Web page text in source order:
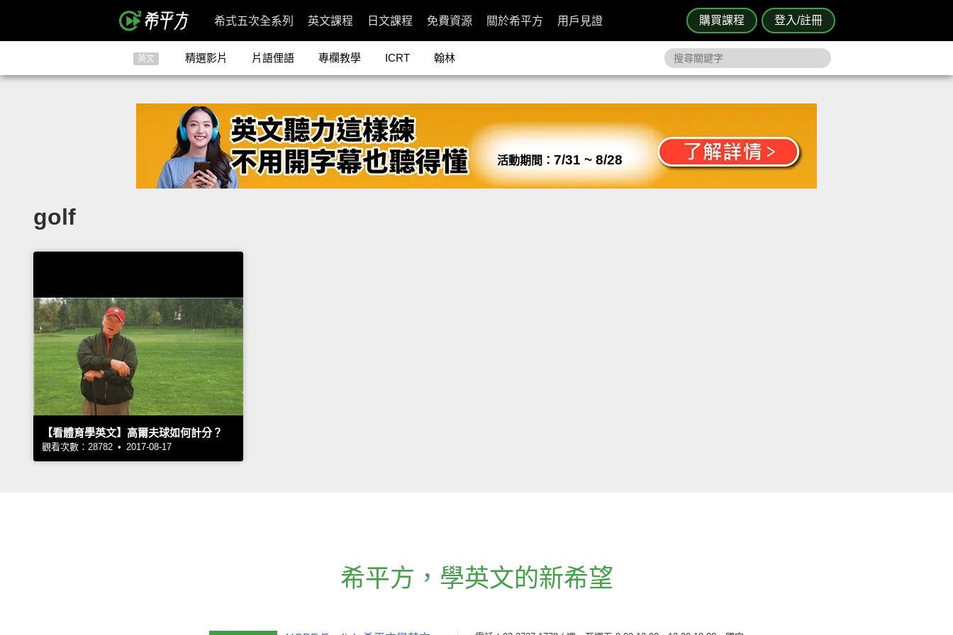
購買課程 登入/註冊
希式五次全系列 英文課程 日文課程 免費資源 關於希平方 用戶見證
英文 精選影片 片語俚語 專欄教學 ICRT 翰林
活動期間： 7/31 ~ 8/28
golf
【看體育學英文】高爾夫球如何計分？
觀看次數：28782 • 2017-08-17
希平方 ， 學英文的新希望